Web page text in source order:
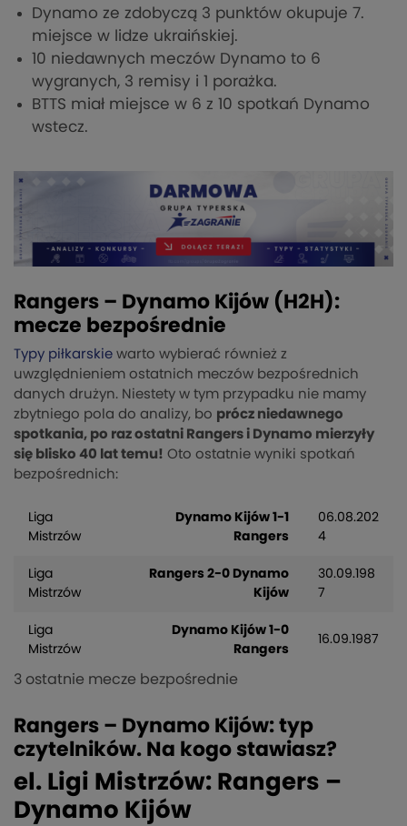
Dynamo ze zdobyczą 3 punktów okupuje 7.
miejsce w lidze ukraińskiej.
10 niedawnych meczów Dynamo to 6
wygranych, 3 remisy i 1 porażka.
BTTS miał miejsce w 6 z 10 spotkań Dynamo
wstecz.
Rangers – Dynamo Kijów (H2H):
mecze bezpośrednie
Typy piłkarskie warto wybierać również z
uwzględnieniem ostatnich meczów bezpośrednich
danych drużyn. Niestety w tym przypadku nie mamy
zbytniego pola do analizy, bo prócz niedawnego
spotkania, po raz ostatni Rangers i Dynamo mierzyły
się blisko 40 lat temu! Oto ostatnie wyniki spotkań
bezpośrednich:
Liga
Mistrzów
Dynamo Kijów 1-1
Rangers
06.08.202
4
Liga
Mistrzów
Rangers 2-0 Dynamo
Kijów
30.09.198
7
Liga
Mistrzów
Dynamo Kijów 1-0
Rangers
16.09.1987
3 ostatnie mecze bezpośrednie
Rangers – Dynamo Kijów: typ
czytelników. Na kogo stawiasz?
el. Ligi Mistrzów: Rangers –
Dynamo Kijów